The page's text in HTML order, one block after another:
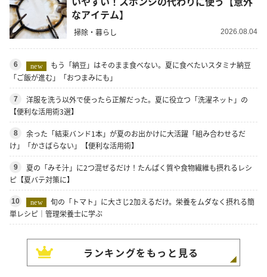
なアイテム】
掃除・暮らし 2026.08.04
6 new
もう「納豆」はそのまま食べない。夏に食べたいスタミナ納豆
「ご飯が進む」「おつまみにも」
7
洋服を洗う以外で使ったら正解だった。夏に役立つ「洗濯ネット」の
【便利な活用術3選】
8
余った「結束バンド1本」が夏のお出かけに大活躍「組み合わせるだ
け」「かさばらない」【便利な活用術】
9
夏の「みそ汁」に2つ混ぜるだけ！たんぱく質や食物繊維も摂れるレシ
ピ【夏バテ対策に】
10 new
旬の「トマト」に大さじ2加えるだけ。栄養をムダなく摂れる簡
単レシピ｜管理栄養士に学ぶ
ランキングをもっと見る